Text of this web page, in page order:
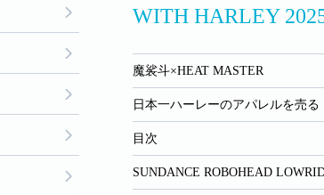
WITH HARLEY
魔裟斗×HEAT MASTER
日本一ハーレーのアパレルを売る
目次
SUNDANCE ROBOHEAD